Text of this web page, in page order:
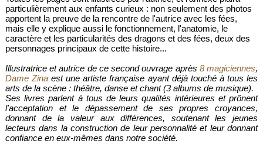
particulièrement aux enfants curieux : non seulement des photos
apportent la preuve de la rencontre de l'autrice avec les fées,
mais elle y explique aussi le fonctionnement, l'anatomie, le
caractère et les particularités des dragons et des fées, deux des
personnages principaux de cette histoire...
Illustratrice et autrice de ce second ouvrage après 8 magiciennes,
Dame Zina est une artiste française ayant déjà touché à tous les
arts de la scène : théâtre, danse et chant (3 albums de musique).
Ses livres parlent à tous de leurs qualités intérieures et prônent
l'acceptation et le dépassement de ses propres croyances,
donnant de la valeur aux différences, soutenant les jeunes
lecteurs dans la construction de leur personnalité et leur donnant
confiance en eux-mêmes dans notre société.